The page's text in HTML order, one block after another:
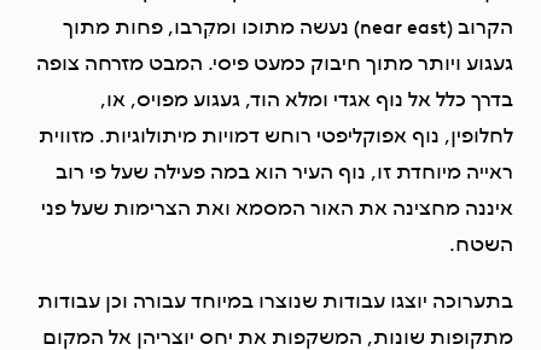
הקרוב (near east) נעשה מתוכו ומקִרבו, פחות מתוך
געגוע ויותר מתוך חיבוק כמעט פיסי. המבט מזרחה צופה
בדרך כלל אל נוף אגדי ומלא הוד, געגוע מפויס, או,
לחלופין, נוף אפוקליפטי רוחש דמויות מיתולוגיות. מזווית
ראייה מיוחדת זו, נוף העיר הוא במה פעילה שעל פי רוב
איננה מחצינה את האור המסמא ואת הצרימות שעל פני
השטח.
בתערוכה יוצגו עבודות שנוצרו במיוחד עבורה וכן עבודות
מתקופות שונות, המשקפות את יחס יוצריהן אל המקום